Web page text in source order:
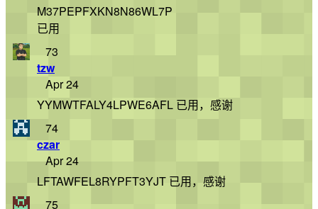
M37PEPFXKN8N86WL7P
已用
73
tzw
Apr 24
YYMWTFALY4LPWE6AFL 已用，感谢
74
czar
Apr 24
LFTAWFEL8RYPFT3YJT 已用，感谢
75